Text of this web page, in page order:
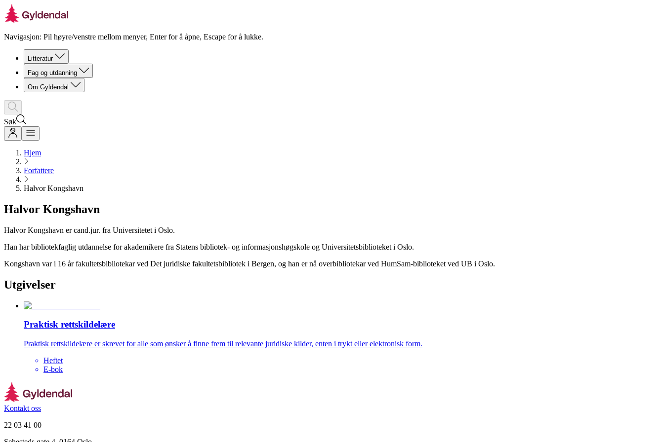
Navigasjon: Pil høyre/venstre mellom menyer, Enter for å åpne, Escape for å lukke.
Litteratur
Fag og utdanning
Om Gyldendal
Søk
Hjem
Forfattere
Halvor Kongshavn
Halvor Kongshavn
Halvor Kongshavn er cand.jur. fra Universitetet i Oslo.
Han har bibliotekfaglig utdannelse for akademikere fra Statens bibliotek- og informasjonshøgskole og Universitetsbiblioteket i Oslo.
Kongshavn var i 16 år fakultetsbibliotekar ved Det juridiske fakultetsbibliotek i Bergen, og han er nå overbibliotekar ved HumSam-biblioteket ved UB i Oslo.
Utgivelser
Praktisk rettskildelære
Praktisk rettskildelære er skrevet for alle som ønsker å finne frem til relevante juridiske kilder, enten i trykt eller elektronisk form.
Heftet
E-bok
Kontakt oss
22 03 41 00